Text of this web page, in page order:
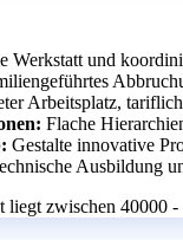
Werkstatt und
Arbeitsplatz,
Flache
Gestalte innovative
Ausbildung
liegt zwischen 40000 -